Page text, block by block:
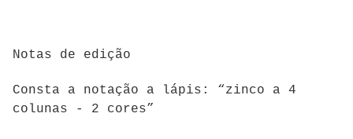
Notas de edição
Consta a notação a lápis: “zinco a 4
colunas - 2 cores”